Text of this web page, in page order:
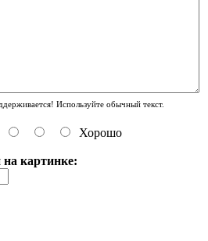
Используйте обычный текст.
Хорошо
картинке: